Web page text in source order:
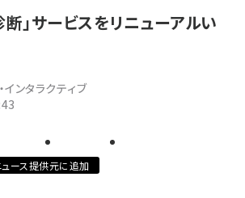
断」サービスをリニューアルい
ンタラクティブ
ース提供元に追加